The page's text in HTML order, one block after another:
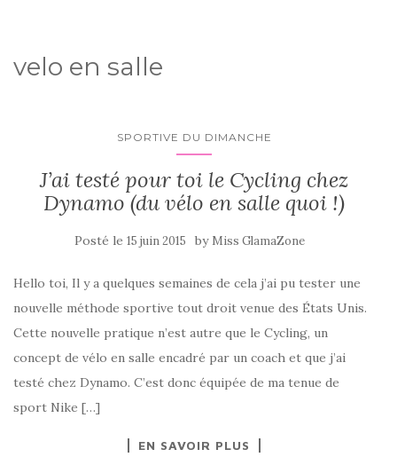
velo en salle
SPORTIVE DU DIMANCHE
J’ai testé pour toi le Cycling chez
Dynamo (du vélo en salle quoi !)
Posté le 15 juin 2015 by Miss GlamaZone
Hello toi, Il y a quelques semaines de cela j’ai pu tester une
nouvelle méthode sportive tout droit venue des États Unis.
Cette nouvelle pratique n’est autre que le Cycling, un
concept de vélo en salle encadré par un coach et que j’ai
testé chez Dynamo. C’est donc équipée de ma tenue de
sport Nike […]
EN SAVOIR PLUS